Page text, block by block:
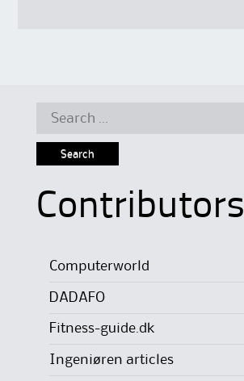
Search
Contributors
Computerworld
DADAFO
Fitness-guide.dk
Ingeniøren articles